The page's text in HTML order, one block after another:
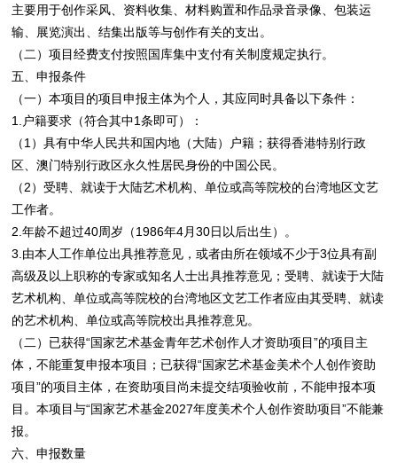
主要用于创作采风、资料收集、材料购置和作品录音录像、包装运
输、展览演出、结集出版等与创作有关的支出。
（二）项目经费支付按照国库集中支付有关制度规定执行。
五、申报条件
（一）本项目的项目申报主体为个人，其应同时具备以下条件：
1.户籍要求（符合其中1条即可）：
（1）具有中华人民共和国内地（大陆）户籍；获得香港特别行政
区、澳门特别行政区永久性居民身份的中国公民。
（2）受聘、就读于大陆艺术机构、单位或高等院校的台湾地区文艺
工作者。
2.年龄不超过40周岁（1986年4月30日以后出生）。
3.由本人工作单位出具推荐意见，或者由所在领域不少于3位具有副
高级及以上职称的专家或知名人士出具推荐意见；受聘、就读于大陆
艺术机构、单位或高等院校的台湾地区文艺工作者应由其受聘、就读
的艺术机构、单位或高等院校出具推荐意见。
（二）已获得“国家艺术基金青年艺术创作人才资助项目”的项目主
体，不能重复申报本项目；已获得“国家艺术基金美术个人创作资助
项目”的项目主体，在资助项目尚未提交结项验收前，不能申报本项
目。本项目与“国家艺术基金2027年度美术个人创作资助项目”不能兼
报。
六、申报数量